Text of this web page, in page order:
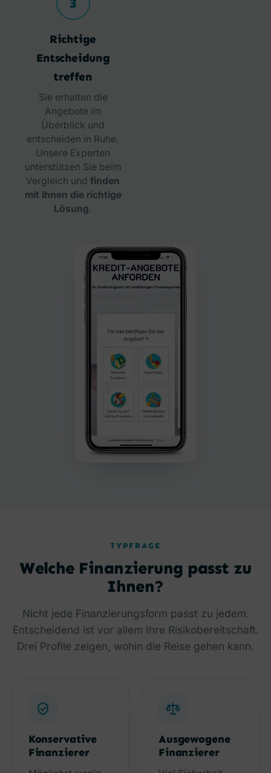
Richtige
Entscheidung
treffen
Sie erhalten die
Angebote im
Überblick und
entscheiden in Ruhe.
Unsere Experten
unterstützen Sie beim
Vergleich und finden
mit Ihnen die richtige
Lösung.
TYPFRAGE
Welche Finanzierung passt zu
Ihnen?
Nicht jede Finanzierungsform passt zu jedem.
Entscheidend ist vor allem Ihre Risikobereitschaft.
Drei Profile zeigen, wohin die Reise gehen kann.
Konservative
Finanzierer
Ausgewogene
Finanzierer